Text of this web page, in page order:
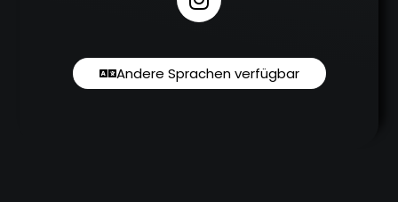
Andere Sprachen verfügbar